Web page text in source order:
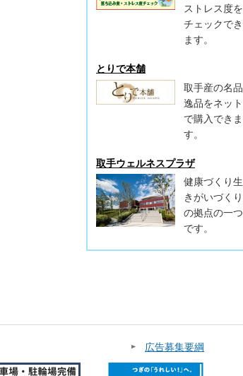
ストレス度を
チェックでき
ます。
とりで本舗
取手産の名品
逸品をネット
で購入できま
す。
取手ウェルネスプラザ
健康づくり生
きがいづくり
の拠点の一つ
です。
広告募集要綱